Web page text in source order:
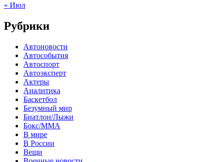
« Июл
Рубрики
Автоновости
Автособытия
Автоспорт
Автоэксперт
Актеры
Аналитика
Баскетбол
Безумный мир
Биатлон/Лыжи
Бокс/MMA
В мире
В России
Вещи